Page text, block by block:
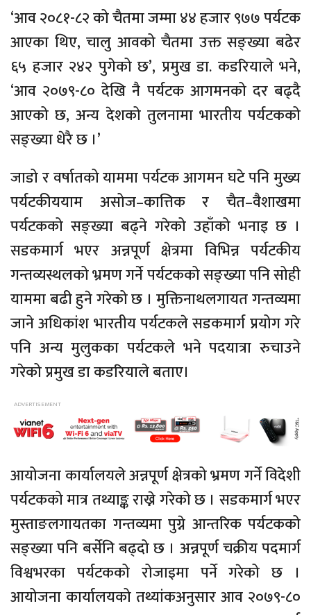
‘आव २०८१-८२ को चैतमा जम्मा ४४ हजार ९७७ पर्यटक
आएका थिए, चालु आवको चैतमा उक्त सङ्ख्या बढेर
६५ हजार २४२ पुगेको छ’, प्रमुख डा. कडरियाले भने,
‘आव २०७९-८० देखि नै पर्यटक आगमनको दर बढ्दै
आएको छ, अन्य देशको तुलनामा भारतीय पर्यटकको
सङ्ख्या धेरै छ ।’
जाडो र वर्षातको याममा पर्यटक आगमन घटे पनि मुख्य
पर्यटकीययाम असोज–कात्तिक र चैत–वैशाखमा
पर्यटकको सङ्ख्या बढ्ने गरेको उहाँको भनाइ छ ।
सडकमार्ग भएर अन्नपूर्ण क्षेत्रमा विभिन्न पर्यटकीय
गन्तव्यस्थलको भ्रमण गर्ने पर्यटकको सङ्ख्या पनि सोही
याममा बढी हुने गरेको छ । मुक्तिनाथलगायत गन्तव्यमा
जाने अधिकांश भारतीय पर्यटकले सडकमार्ग प्रयोग गरे
पनि अन्य मुलुकका पर्यटकले भने पदयात्रा रुचाउने
गरेको प्रमुख डा कडरियाले बताए।
आयोजना कार्यालयले अन्नपूर्ण क्षेत्रको भ्रमण गर्ने विदेशी
पर्यटकको मात्र तथ्याङ्क राख्ने गरेको छ । सडकमार्ग भएर
मुस्ताङलगायतका गन्तव्यमा पुग्ने आन्तरिक पर्यटकको
सङ्ख्या पनि बर्सेनि बढ्दो छ । अन्नपूर्ण चक्रीय पदमार्ग
विश्वभरका पर्यटकको रोजाइमा पर्ने गरेको छ ।
आयोजना कार्यालयको तथ्यांकअनुसार आव २०७९-८०